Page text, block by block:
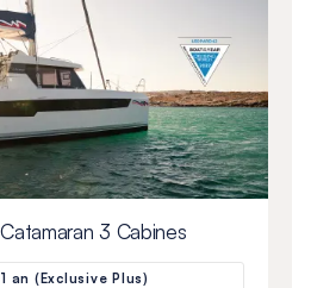
3 Cabines
an (Exclusive Plus)